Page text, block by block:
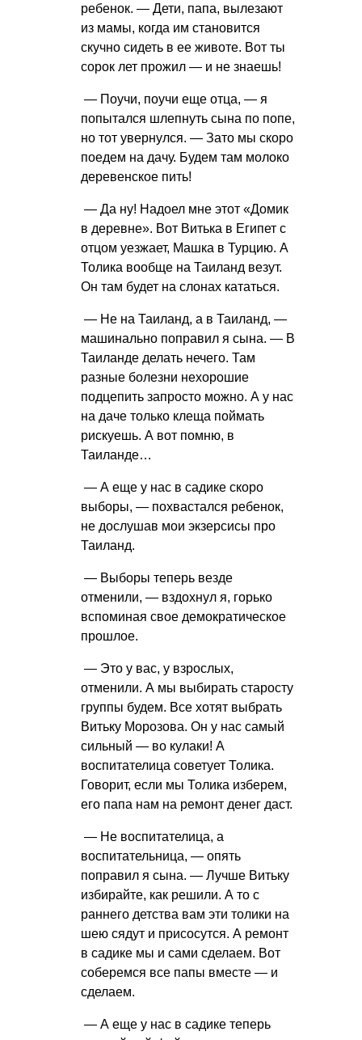
ребенок. — Дети, папа, вылезают
из мамы, когда им становится
скучно сидеть в ее животе. Вот ты
сорок лет прожил — и не знаешь!
— Поучи, поучи еще отца, — я
попытался шлепнуть сына по попе,
но тот увернулся. — Зато мы скоро
поедем на дачу. Будем там молоко
деревенское пить!
— Да ну! Надоел мне этот «Домик
в деревне». Вот Витька в Египет с
отцом уезжает, Машка в Турцию. А
Толика вообще на Таиланд везут.
Он там будет на слонах кататься.
— Не на Таиланд, а в Таиланд, —
машинально поправил я сына. — В
Таиланде делать нечего. Там
разные болезни нехорошие
подцепить запросто можно. А у нас
на даче только клеща поймать
рискуешь. А вот помню, в
Таиланде…
— А еще у нас в садике скоро
выборы, — похвастался ребенок,
не дослушав мои экзерсисы про
Таиланд.
— Выборы теперь везде
отменили, — вздохнул я, горько
вспоминая свое демократическое
прошлое.
— Это у вас, у взрослых,
отменили. А мы выбирать старосту
группы будем. Все хотят выбрать
Витьку Морозова. Он у нас самый
сильный — во кулаки! А
воспитателица советует Толика.
Говорит, если мы Толика изберем,
его папа нам на ремонт денег даст.
— Не воспитателица, а
воспитательница, — опять
поправил я сына. — Лучше Витьку
избирайте, как решили. А то с
раннего детства вам эти толики на
шею сядут и присосутся. А ремонт
в садике мы и сами сделаем. Вот
соберемся все папы вместе — и
сделаем.
— А еще у нас в садике теперь